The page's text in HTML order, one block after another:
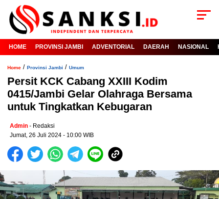
HOME PROVINSI JAMBI ADVENTORIAL DAERAH NASIONAL
Home / Provinsi Jambi / Umum
Persit KCK Cabang XXIII Kodim
0415/Jambi Gelar Olahraga Bersama
untuk Tingkatkan Kebugaran
Admin - Redaksi
Jumat, 26 Juli 2024 - 10:00 WIB